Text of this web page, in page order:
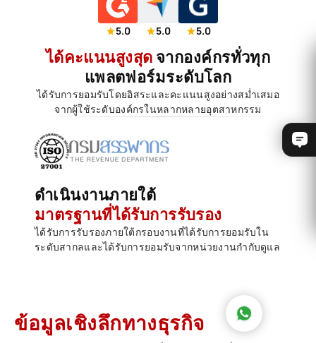
5.0 5.0 5.0
ได้คะแนนสูงสุด จากองค์กรทั่วทุก
แพลตฟอร์มระดับโลก
ได้รับการยอมรับโดยอิสระและคะแนนสูงอย่างสม่ำเสมอ
จากผู้ใช้ระดับองค์กรในหลากหลายอุตสาหกรรม
ดำเนินงานภายใต้
มาตรฐานที่ได้รับการรับรอง
ได้รับการรับรองภายใต้กรอบงานที่ได้รับการยอมรับใน
ระดับสากลและได้รับการยอมรับจากหน่วยงานกำกับดูแล
ข้อมูลเชิงลึกทางธุรกิจ